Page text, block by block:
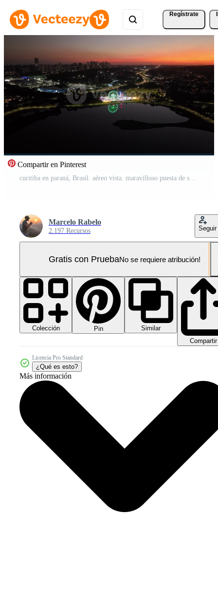
Regístrate
Compartir en Pinterest
curitiba en paraná, Brasil. aéreo vista. maravilloso puesta de sol con puntos de vista de edificios y tangua parque. lago con reflexión. Vídeo Pro
Marcelo Rabelo
2.197 Recursos Seguir
Gratis con PruebaNo se requiere atribución!
Colección Pin
Similar
Compartir
Licencia Pro Standard
¿Qué es esto?
Más información